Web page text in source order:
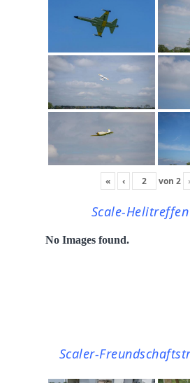
« ‹ von 2 ›
Scale-
No Images found.
Scaler-